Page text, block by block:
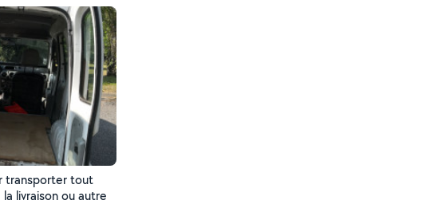
transporter tout
livraison ou autre